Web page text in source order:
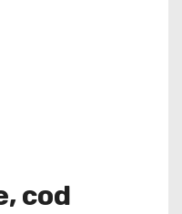
cod